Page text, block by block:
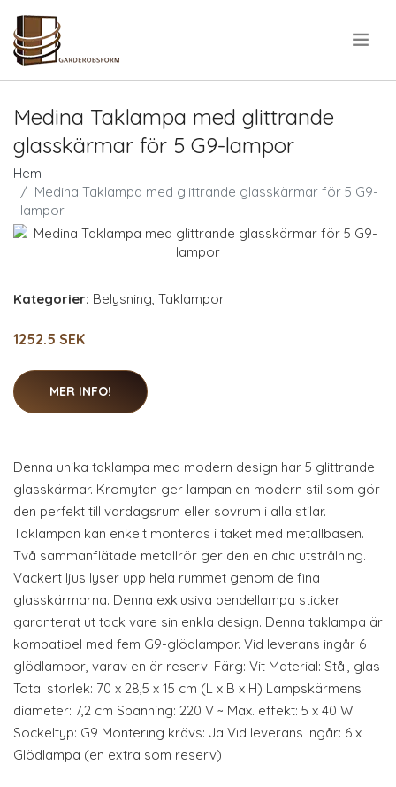
Medina Taklampa med glittrande
glasskärmar för 5 G9-lampor
Hem
Medina Taklampa med glittrande glasskärmar för 5 G9-
lampor
Kategorier: Belysning, Taklampor
1252.5 SEK
MER INFO!
Denna unika taklampa med modern design har 5 glittrande
glasskärmar. Kromytan ger lampan en modern stil som gör
den perfekt till vardagsrum eller sovrum i alla stilar.
Taklampan kan enkelt monteras i taket med metallbasen.
Två sammanflätade metallrör ger den en chic utstrålning.
Vackert ljus lyser upp hela rummet genom de fina
glasskärmarna. Denna exklusiva pendellampa sticker
garanterat ut tack vare sin enkla design. Denna taklampa är
kompatibel med fem G9-glödlampor. Vid leverans ingår 6
glödlampor, varav en är reserv. Färg: Vit Material: Stål, glas
Total storlek: 70 x 28,5 x 15 cm (L x B x H) Lampskärmens
diameter: 7,2 cm Spänning: 220 V ~ Max. effekt: 5 x 40 W
Sockeltyp: G9 Montering krävs: Ja Vid leverans ingår: 6 x
Glödlampa (en extra som reserv)